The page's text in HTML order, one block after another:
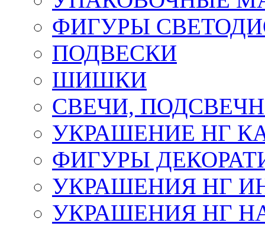
ФИГУРЫ
ПОДВЕСКИ
ШИШКИ
СВЕЧИ,
УКРАШЕНИЕ НГ
ФИГУРЫ
УКРАШЕНИЯ НГ
УКРАШЕНИЯ НГ